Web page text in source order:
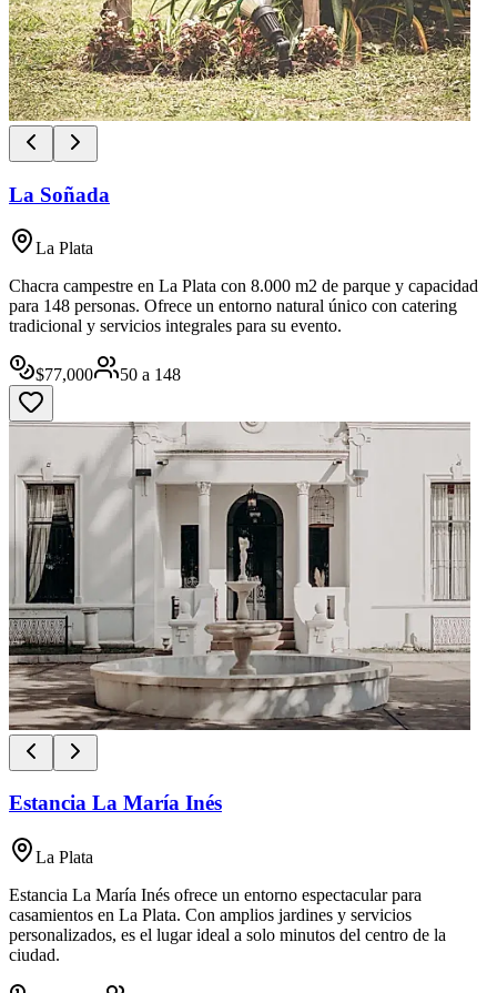
La Soñada
La Plata
Chacra campestre en La Plata con 8.000 m2 de parque y capacidad
para 148 personas. Ofrece un entorno natural único con catering
tradicional y servicios integrales para su evento.
$77,000 50 a 148
Estancia La María Inés
La Plata
Estancia La María Inés ofrece un entorno espectacular para
casamientos en La Plata. Con amplios jardines y servicios
personalizados, es el lugar ideal a solo minutos del centro de la
ciudad.